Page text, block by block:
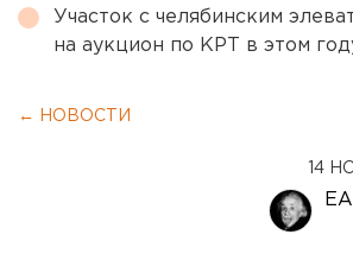
Участок с челябинским
на аукцион по КРТ в этом
← НОВОСТИ
14